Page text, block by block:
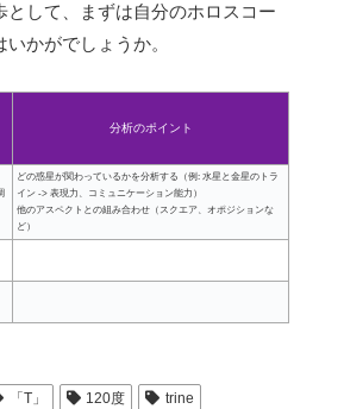
として、まずは自分のホロスコー
かがでしょうか。
分析のポイント
どの惑星が関わっているかを分析する（例: 水星と金星のトラ
イン -> 表現力、コミュニケーション能力）
他のアスペクトとの組み合わせ（スクエア、オポジションな
ど）
「T」 120度
trine